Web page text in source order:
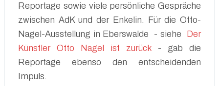
Reportage sowie viele persönliche Gespräche
zwischen AdK und der Enkelin. Für die Otto-
Nagel-Ausstellung in Eberswalde - siehe Der
Künstler Otto Nagel ist zurück - gab die
Reportage ebenso den entscheidenden
Impuls.